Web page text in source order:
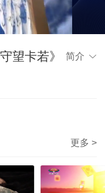
望卡若》
简介
更多 >